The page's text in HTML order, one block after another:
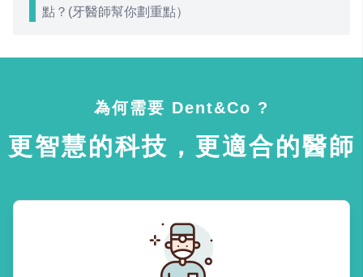
點？(牙醫師幫你劃重點）
為何需要 Dent&Co ?
更智慧的科技，更適合的醫師